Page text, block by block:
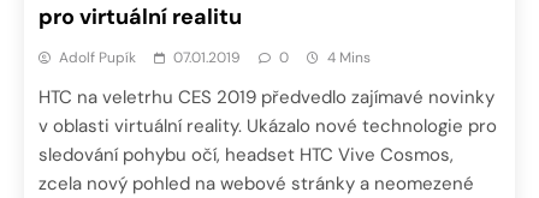
pro virtuální realitu
Adolf Pupík 07.01.2019 0 4 Mins
HTC na veletrhu CES 2019 předvedlo zajímavé novinky
v oblasti virtuální reality. Ukázalo nové technologie pro
sledování pohybu očí, headset HTC Vive Cosmos,
zcela nový pohled na webové stránky a neomezené